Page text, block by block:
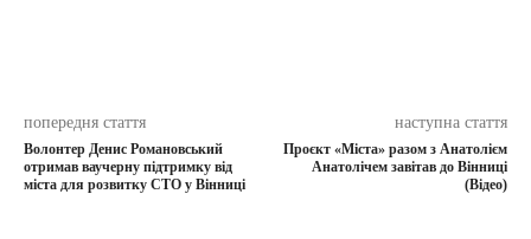
попередня стаття
Волонтер Денис Романовський
отримав ваучерну підтримку від
міста для розвитку СТО у Вінниці
наступна стаття
Проєкт «Міста» разом з Анатолієм
Анатолічем завітав до Вінниці
(Відео)